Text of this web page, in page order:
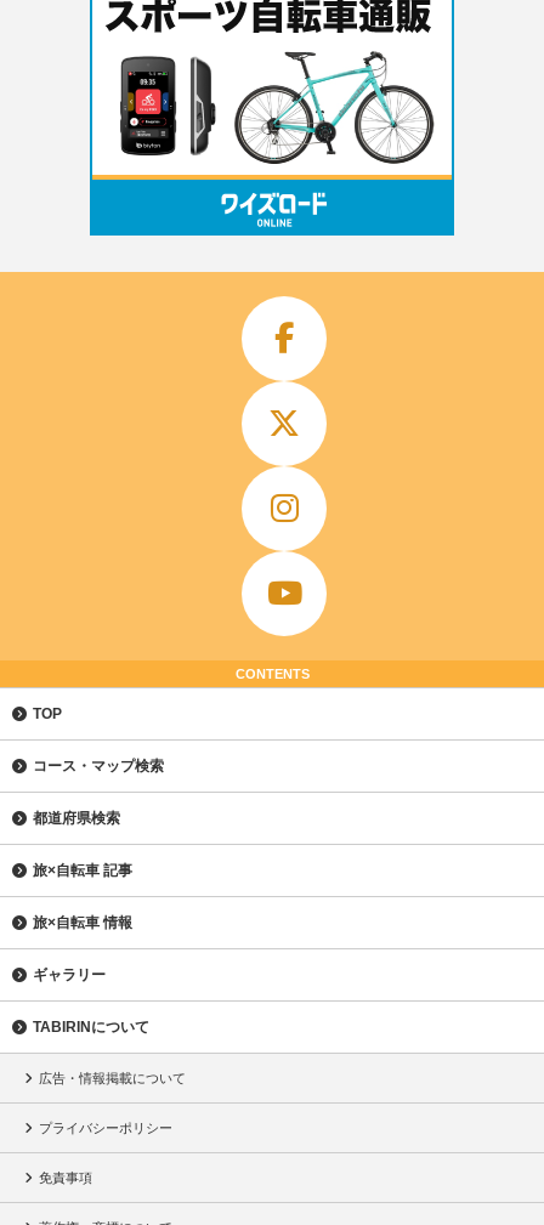
CONTENTS
TOP
コース・マップ検索
都道府県検索
旅×自転車 記事
旅×自転車 情報
ギャラリー
TABIRINについて
広告・情報掲載について
プライバシーポリシー
免責事項